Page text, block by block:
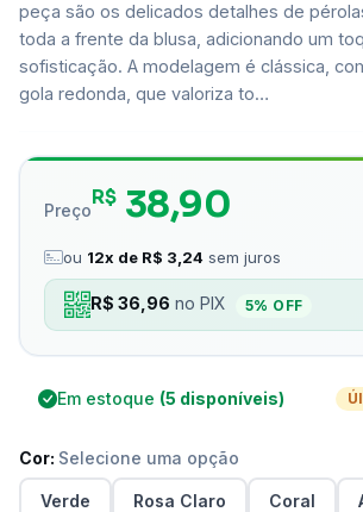
peça são os delicados detalhes de
toda a frente da blusa, adicionando um
sofisticação. A modelagem é clássica,
gola redonda, que valoriza to…
Preço
R$ 38,90
ou 12x de R$ 3,24 sem juros
R$ 36,96 no PIX 5% OFF
Em estoque (5 disponíveis)
Cor: Selecione uma opção
Verde Rosa Claro Coral